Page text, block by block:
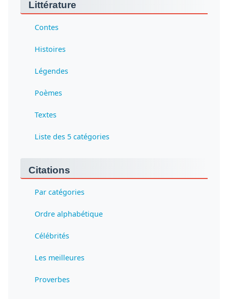
Littérature
Contes
Histoires
Légendes
Poèmes
Textes
Liste des 5 catégories
Citations
Par catégories
Ordre alphabétique
Célébrités
Les meilleures
Proverbes